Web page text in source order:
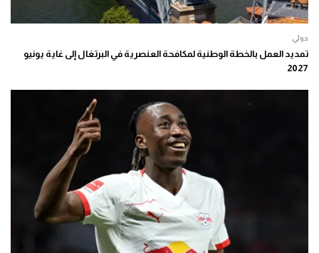
دولي
تمديد العمل بالخطة الوطنية لمكافحة العنصرية في البرتغال إلى غاية يونيو
2027